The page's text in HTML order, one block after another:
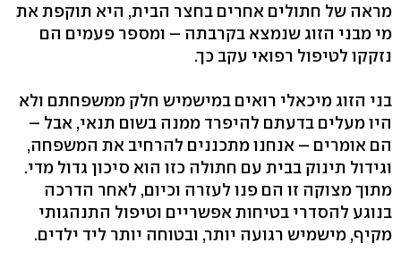
מראה של חתולים אחרים בחצר הבית, היא תוקפת את
מי מבני הזוג שנמצא בקרבתה – ומספר פעמים הם
נזקקו לטיפול רפואי עקב כך.
בני הזוג מיכאלי רואים במישמיש חלק ממשפחתם ולא
היו מעלים בדעתם להיפרד ממנה בשום תנאי, אבל –
הם אומרים – אנחנו מתכננים להרחיב את המשפחה,
וגידול תינוק בבית עם חתולה כזו הוא סיכון גדול מדי.
מתוך מצוקה זו הם פנו לעזרה וכיום, לאחר הדרכה
בנוגע להסדרי בטיחות אפשריים וטיפול התנהגותי
מקיף, מישמיש רגועה יותר, ובטוחה יותר ליד ילדים.